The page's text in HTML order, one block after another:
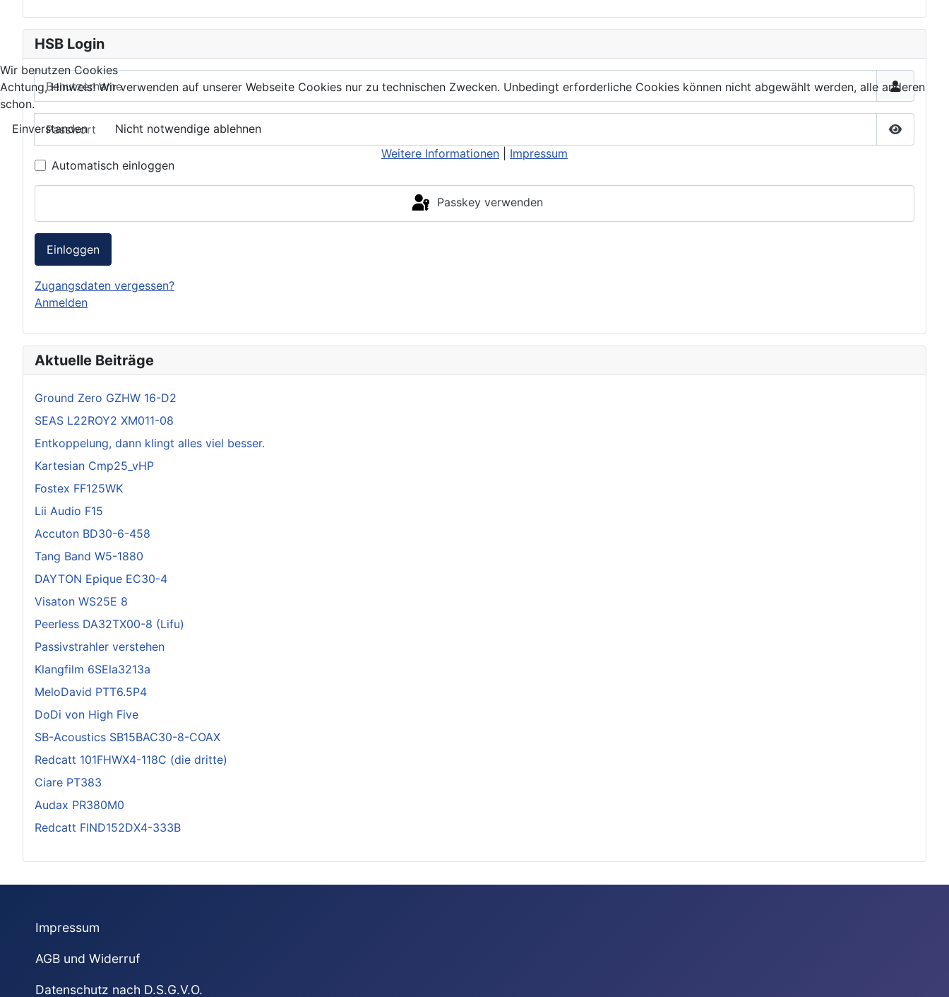
HSB Login
Benutzername
Passwort
Passwort
Automatisch einloggen
Passkey verwenden
Einloggen
Zugangsdaten vergessen?
Anmelden
Aktuelle Beiträge
Ground Zero GZHW 16-D2
SEAS L22ROY2 XM011-08
Entkoppelung, dann klingt alles viel besser.
Kartesian Cmp25_vHP
Fostex FF125WK
Lii Audio F15
Accuton BD30-6-458
Tang Band W5-1880
DAYTON Epique EC30-4
Visaton WS25E 8
Peerless DA32TX00-8 (Lifu)
Passivstrahler verstehen
Klangfilm 6SEla3213a
MeloDavid PTT6.5P4
DoDi von High Five
SB-Acoustics SB15BAC30-8-COAX
Redcatt 101FHWX4-118C (die dritte)
Ciare PT383
Audax PR380M0
Redcatt FIND152DX4-333B
Impressum
AGB und Widerruf
Datenschutz nach D.S.G.V.O.
Wir benutzen Cookies
Achtung, Hinweis! Wir verwenden auf unserer Webseite Cookies nur zu technischen Zwecken. Unbedingt erforderliche Cookies können nicht abgewählt werden, alle anderen
schon.
Einverstanden
Nicht notwendige ablehnen
Weitere Informationen
Impressum